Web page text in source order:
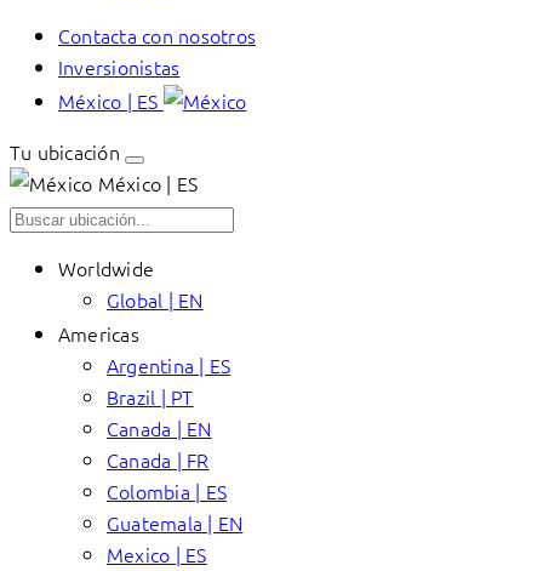
Contacta con nosotros
Inversionistas
México | ES
Tu ubicación
México | ES
Worldwide
Global | EN
Americas
Argentina | ES
Brazil | PT
Canada | EN
Canada | FR
Colombia | ES
Guatemala | EN
Mexico | ES